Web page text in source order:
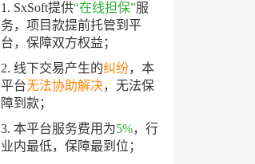
1. SxSoft提供“在线担保”服
务，项目款提前托管到平
台，保障双方权益；
2. 线下交易产生的纠纷，本
平台无法协助解决，无法保
障到款；
3. 本平台服务费用为5%，行
业内最低，保障最到位；